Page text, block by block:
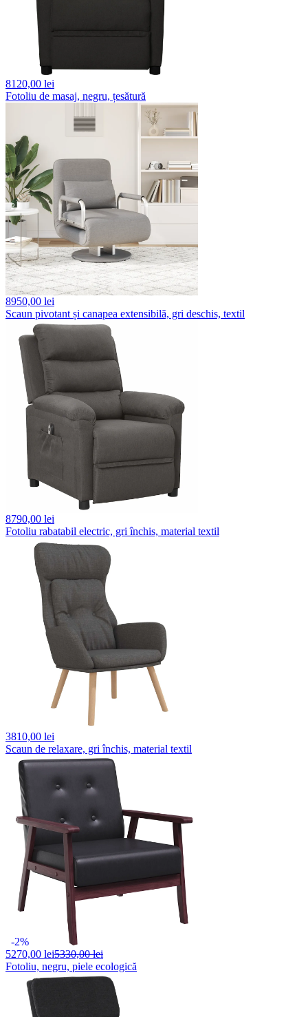
8120,00 lei
Fotoliu de masaj, negru, țesătură
8950,00 lei
Scaun pivotant și canapea extensibilă, gri deschis, textil
8790,00 lei
Fotoliu rabatabil electric, gri închis, material textil
3810,00 lei
Scaun de relaxare, gri închis, material textil
-2%
5270,00 lei5330,00 lei
Fotoliu, negru, piele ecologică